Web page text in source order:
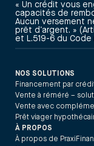
« Un crédit vous
capacités de
Aucun versement
prêt d’argent. »
et L.519-6 du
NOS SOLUTIONS
Financement par
Vente à réméré –
Vente avec
Prêt viager
À PROPOS
À propos de